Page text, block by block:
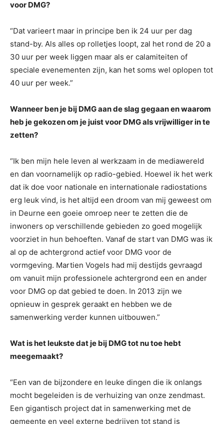
voor DMG?
“Dat varieert maar in principe ben ik 24 uur per dag
stand-by. Als alles op rolletjes loopt, zal het rond de 20 a
30 uur per week liggen maar als er calamiteiten of
speciale evenementen zijn, kan het soms wel oplopen tot
40 uur per week.”
Wanneer ben je bij DMG aan de slag gegaan en waarom
heb je gekozen om je juist voor DMG als vrijwilliger in te
zetten?
“Ik ben mijn hele leven al werkzaam in de mediawereld
en dan voornamelijk op radio-gebied. Hoewel ik het werk
dat ik doe voor nationale en internationale radiostations
erg leuk vind, is het altijd een droom van mij geweest om
in Deurne een goeie omroep neer te zetten die de
inwoners op verschillende gebieden zo goed mogelijk
voorziet in hun behoeften. Vanaf de start van DMG was ik
al op de achtergrond actief voor DMG voor de
vormgeving. Martien Vogels had mij destijds gevraagd
om vanuit mijn professionele achtergrond een en ander
voor DMG op dat gebied te doen. In 2013 zijn we
opnieuw in gesprek geraakt en hebben we de
samenwerking verder kunnen uitbouwen.”
Wat is het leukste dat je bij DMG tot nu toe hebt
meegemaakt?
“Een van de bijzondere en leuke dingen die ik onlangs
mocht begeleiden is de verhuizing van onze zendmast.
Een gigantisch project dat in samenwerking met de
gemeente en veel externe bedrijven tot stand is